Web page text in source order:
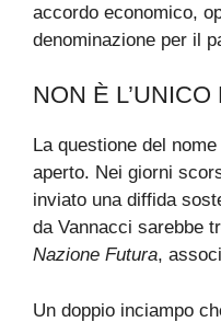
accordo economico,
denominazione per il
NON È
La questione del
aperto. Nei giorni
inviato una diffida
da Vannacci sarebbe
Nazione Futura,
Un doppio inciampo